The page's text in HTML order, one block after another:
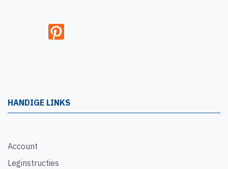
HANDIGE LINKS
Account
Leginstructies